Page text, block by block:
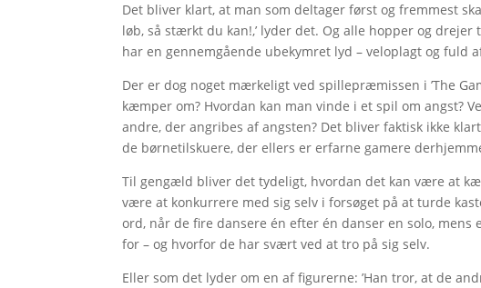
Det bliver klart, at man som deltager først og fremmest
løb, så stærkt du kan!,’ lyder det. Og alle hopper og
har en gennemgående ubekymret lyd – veloplagt og fuld
Der er dog noget mærkeligt ved spillepræmissen i ’The
kæmper om? Hvordan kan man vinde i et spil om angst?
andre, der angribes af angsten? Det bliver faktisk ikke
de børnetilskuere, der ellers er erfarne gamere
Til gengæld bliver det tydeligt, hvordan det kan være at
være at konkurrere med sig selv i forsøget på at turde
ord, når de fire dansere én efter én danser en solo,
for – og hvorfor de har svært ved at tro på sig selv.
Eller som det lyder om en af figurerne: ’Han tror, at de